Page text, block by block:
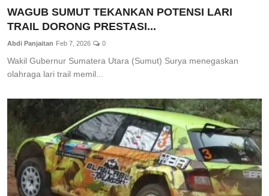
WAGUB SUMUT TEKANKAN POTENSI LARI
TRAIL DORONG PRESTASI...
Abdi Panjaitan Feb 7, 2026 0
Wakil Gubernur Sumatera Utara (Sumut) Surya menegaskan
olahraga lari trail memil...